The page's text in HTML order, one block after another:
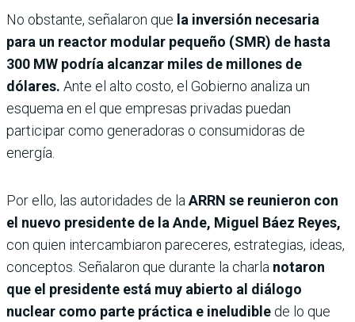
No obstante, señalaron que la inversión necesaria
para un reactor modular pequeño (SMR) de hasta
300 MW podría alcanzar miles de millones de
dólares. Ante el alto costo, el Gobierno analiza un
esquema en el que empresas privadas puedan
participar como generadoras o consumidoras de
energía.
Por ello, las autoridades de la ARRN se reunieron con
el nuevo presidente de la Ande, Miguel Báez Reyes,
con quien intercambiaron pareceres, estrategias, ideas,
conceptos. Señalaron que durante la charla notaron
que el presidente está muy abierto al diálogo
nuclear como parte práctica e ineludible de lo que